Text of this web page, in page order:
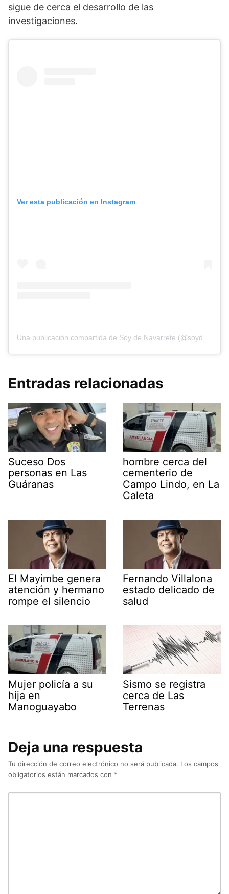
sigue de cerca el desarrollo de las
investigaciones.
Ver esta publicación en Instagram
Una publicación compartida de Soy de Navarrete (@soydenavarrete096)
Entradas relacionadas
Suceso Dos
personas en Las
Guáranas
hombre cerca del
cementerio de
Campo Lindo, en La
Caleta
El Mayimbe genera
atención y hermano
rompe el silencio
Fernando Villalona
estado delicado de
salud
Mujer policía a su
hija en
Manoguayabo
Sismo se registra
cerca de Las
Terrenas
Deja una respuesta
Tu dirección de correo electrónico no será publicada. Los campos
obligatorios están marcados con *